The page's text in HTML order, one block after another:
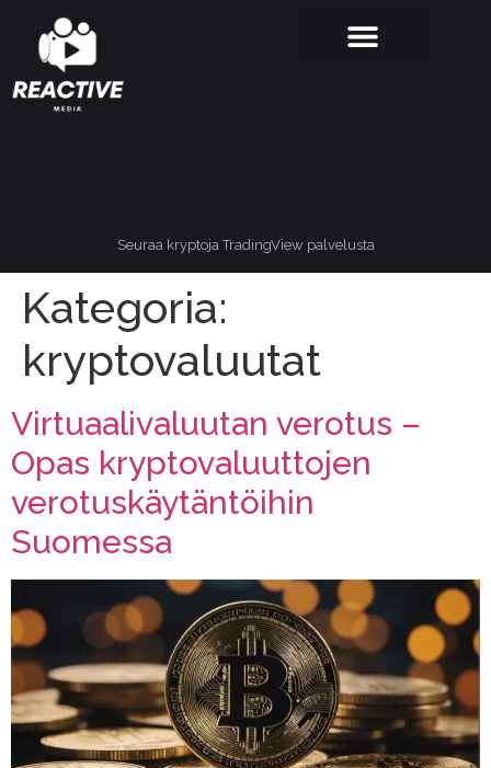
Seuraa kryptoja TradingView palvelusta
Kategoria:
kryptovaluutat
Virtuaalivaluutan verotus –
Opas kryptovaluuttojen
verotuskäytäntöihin
Suomessa